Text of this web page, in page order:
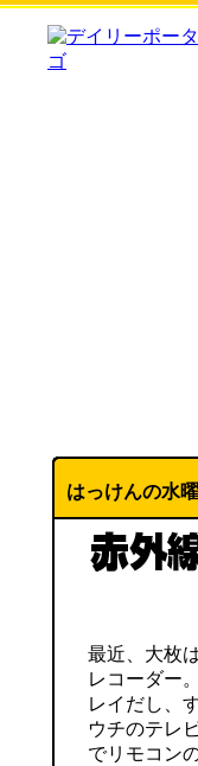
はっけんの水
最近、大枚
レコーダー
レイだし、
ウチのテレ
でリモコン